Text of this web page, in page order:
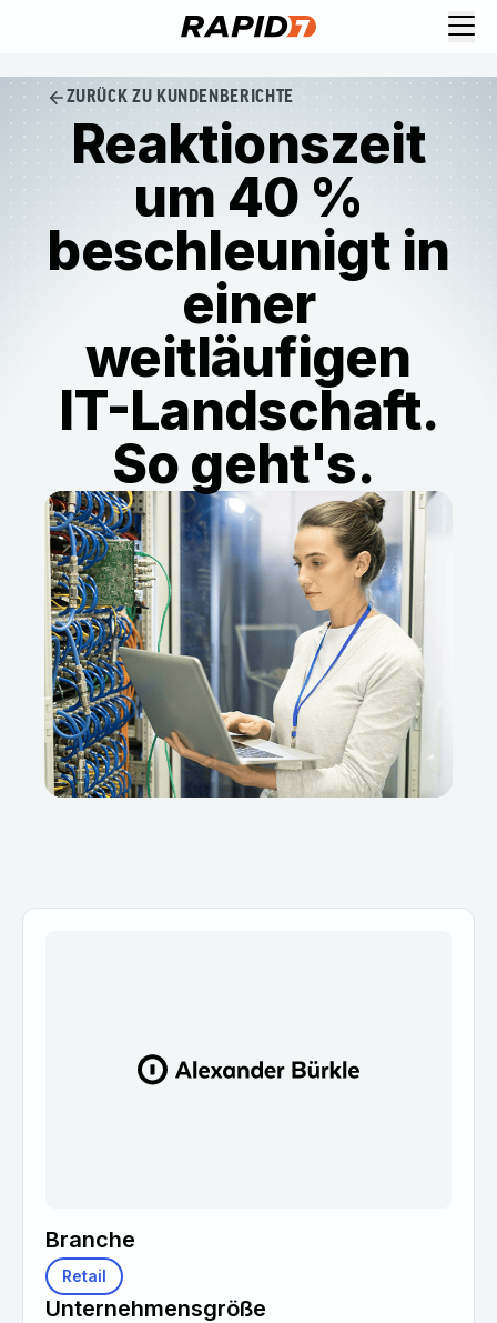
ZURÜCK ZU KUNDENBERICHTE
Reaktionszeit
um 40 %
beschleunigt in
einer
weitläufigen
IT-Landschaft.
So geht's.
Branche
Retail
Unternehmensgröße